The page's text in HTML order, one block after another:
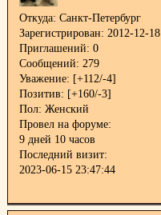
Откуда: Санкт-Петербург
Зарегистрирован: 2012-12-18
Приглашений: 0
Сообщений: 279
Уважение: [+112/-4]
Позитив: [+160/-3]
Пол: Женский
Провел на форуме:
9 дней 10 часов
Последний визит:
2023-06-15 23:47:44